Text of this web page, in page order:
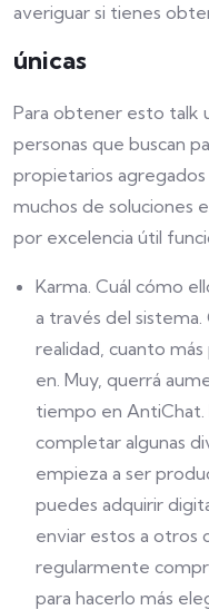
averiguar si tienes
únicas
Para obtener esto talk
personas que buscan
propietarios
muchos de soluciones
por excelencia útil
Karma. Cuál cómo
a través del
realidad, cuanto
en. Muy, querrá
tiempo en AntiChat.
completar algunas
empieza a ser
puedes adquirir
enviar estos a otros
regularmente
para hacerlo más